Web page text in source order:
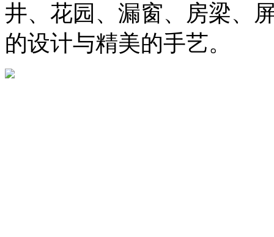
井、花园、漏窗、房梁、
的设计与精美的手艺。